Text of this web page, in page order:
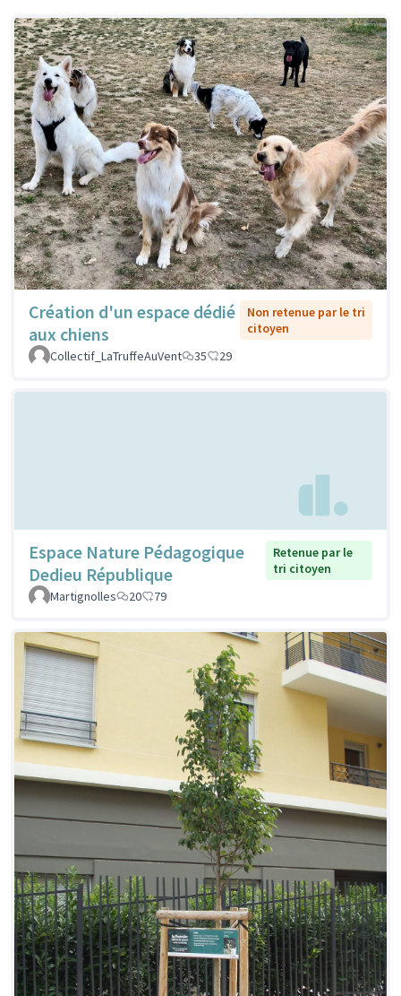
Création d'un espace dédié
aux chiens
Non retenue par le tri
citoyen
Collectif_LaTruffeAuVent
35 29
Espace Nature Pédagogique
Dedieu République
Retenue par le
tri citoyen
Martignolles
20 79